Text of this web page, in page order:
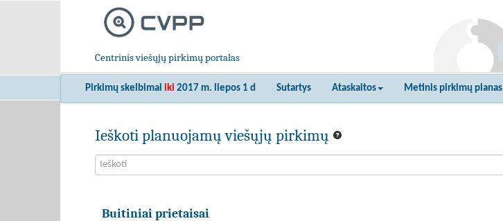
Centrinis viešųjų pirkimų portalas
Pirkimų skelbimai iki 2017 m. liepos 1 d Sutartys Ataskaitos Metinis pirkimų planas
Ieškoti planuojamų viešųjų pirkimų
Buitiniai prietaisai